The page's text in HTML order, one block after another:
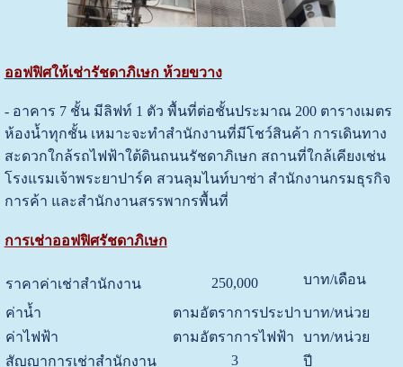
ออฟฟิศให้เช่ารัชดาภิเษก ห้วยขวาง
- อาคาร 7 ชั้น มีลิฟท์ 1 ตัว พื้นที่ต่อชั้นประมาณ 200 ตารางเมตร
ห้องน้ำทุกชั้น เหมาะจะทำสำนักงานที่มีโชว์สินค้า การเดินทาง
สะดวกใกล้รถไฟฟ้าใต้ดินถนนรัชดาภิเษก สถานที่ใกล้เคียงเช่น
โรงแรมเจ้าพระยาปาร์ค สวนลุมไนท์บาซ่า สำนักงานกรมธุรกิจ
การค้า และสำนักงานสรรพากรพื้นที่
การเช่าออฟฟิศรัชดาภิเษก
ราคาค่าเช่าสำนักงาน 250,000 บาท/เดือน
ค่าน้ำ ตามอัตราการประปาบาท/หน่วย
ค่าไฟฟ้า
ตามอัตราการไฟฟ้า
บาท/หน่วย
สัญญาการเช่าสำนักงาน
3
ปี